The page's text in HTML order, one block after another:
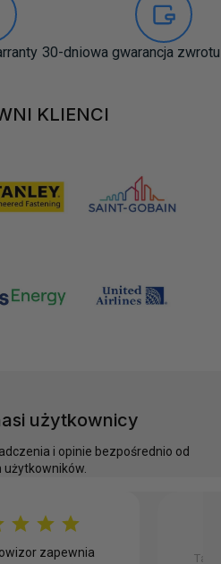
30-dniowa gwarancja
KLIENCI
użytkownicy
i opinie bezpośrednio od
użytkowników.
zapewnia
Ta